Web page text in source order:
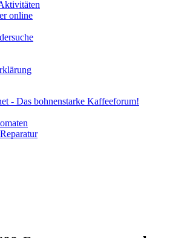
online
- Das bohnenstarke Kaffeeforum!